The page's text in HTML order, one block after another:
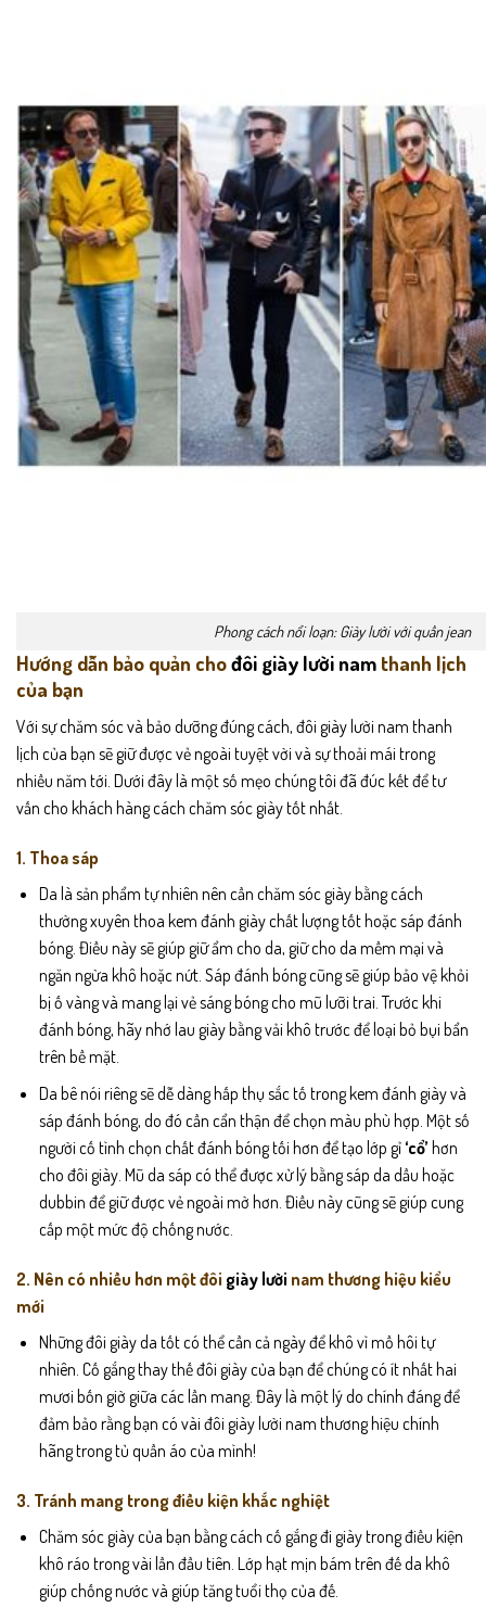
Phong cách nổi loạn: Giày lười với quần jean
Hướng dẫn bảo quản chođôi giày lười nam thanh lịch
của bạn
Với sự chăm sóc và bảo dưỡng đúng cách, đôi giày lười nam thanh
lịch của bạn sẽ giữ được vẻ ngoài tuyệt vời và sự thoải mái trong
nhiều năm tới. Dưới đây là một số mẹo chúng tôi đã đúc kết để tư
vấn cho khách hàng cách chăm sóc giày tốt nhất.
1. Thoa sáp
Da là sản phẩm tự nhiên nên cần chăm sóc giày bằng cách
thường xuyên thoa kem đánh giày chất lượng tốt hoặc sáp đánh
bóng. Điều này sẽ giúp giữ ẩm cho da, giữ cho da mềm mại và
ngăn ngừa khô hoặc nứt. Sáp đánh bóng cũng sẽ giúp bảo vệ khỏi
bị ố vàng và mang lại vẻ sáng bóng cho mũ lưỡi trai. Trước khi
đánh bóng, hãy nhớ lau giày bằng vải khô trước để loại bỏ bụi bẩn
trên bề mặt.
Da bê nói riêng sẽ dễ dàng hấp thụ sắc tố trong kem đánh giày và
sáp đánh bóng, do đó cần cẩn thận để chọn màu phù hợp. Một số
người cố tình chọn chất đánh bóng tối hơn để tạo lớp gỉ ‘cổ’ hơn
cho đôi giày. Mũ da sáp có thể được xử lý bằng sáp da dầu hoặc
dubbin để giữ được vẻ ngoài mờ hơn. Điều này cũng sẽ giúp cung
cấp một mức độ chống nước.
2. Nên có nhiều hơn một đôi giày lười nam thương hiệu kiểu
mới
Những đôi giày da tốt có thể cần cả ngày để khô vì mồ hôi tự
nhiên. Cố gắng thay thế đôi giày của bạn để chúng có ít nhất hai
mươi bốn giờ giữa các lần mang. Đây là một lý do chính đáng để
đảm bảo rằng bạn có vài đôi giày lười nam thương hiệu chính
hãng trong tủ quần áo của mình!
3. Tránh mang trong điều kiện khắc nghiệt
Chăm sóc giày của bạn bằng cách cố gắng đi giày trong điều kiện
khô ráo trong vài lần đầu tiên. Lớp hạt mịn bám trên đế da khô
giúp chống nước và giúp tăng tuổi thọ của đế.